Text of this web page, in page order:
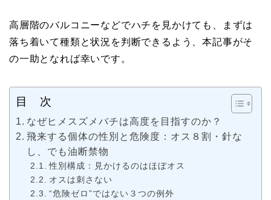
高層階のバルコニーなどでハチを見かけても、まずは
落ち着いて種類と状況を判断できるよう、本記事がそ
の一助となれば幸いです。
目 次
なぜヒメスズメバチは高度を目指すのか？
飛来する個体の性別と危険度：オス８割・針な
し、でも油断禁物
性別構成：見かけるのはほぼオス
オスは刺さない
“危険ゼロ”ではない３つの例外